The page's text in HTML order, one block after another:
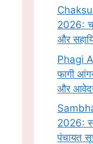
2026:
और
Phagi
फागी
और
2026:
पंचायत